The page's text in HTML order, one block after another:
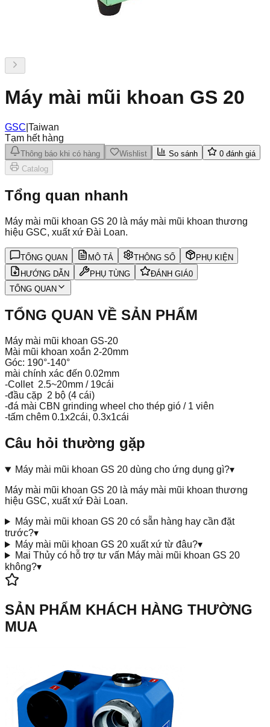
Máy mài mũi khoan GS 20
GSC Taiwan
Tạm hết hàng
Thông báo khi có hàng Wishlist So sánh 0 đánh giá
Catalog
Tổng quan nhanh
Máy mài mũi khoan GS 20 là máy mài mũi khoan thương
hiệu GSC, xuất xứ Đài Loan.
TỔNG QUAN MÔ TẢ THÔNG SỐ
PHỤ KIỆN
HƯỚNG DẪN
PHỤ TÙNG ĐÁNH GIÁ0
TỔNG QUAN
TỔNG QUAN VỀ SẢN PHẨM
Máy mài mũi khoan GS-20
Mài mũi khoan xoắn 2-20mm
Góc: 190°-140°
mài chính xác đến 0.02mm
-Collet 2.5~20mm / 19cái
-đầu cặp 2 bộ (4 cái)
-đá mài CBN grinding wheel cho thép gió / 1 viên
-tấm chêm 0.1x2cái, 0.3x1cái
Câu hỏi thường gặp
Máy mài mũi khoan GS 20 dùng cho ứng dụng gì?▾
Máy mài mũi khoan GS 20 là máy mài mũi khoan thương
hiệu GSC, xuất xứ Đài Loan.
Máy mài mũi khoan GS 20 có sẵn hàng hay cần đặt
trước?▾
Máy mài mũi khoan GS 20 xuất xứ từ đâu?▾
Mai Thủy có hỗ trợ tư vấn Máy mài mũi khoan GS 20
không?▾
SẢN PHẨM KHÁCH HÀNG THƯỜNG
MUA